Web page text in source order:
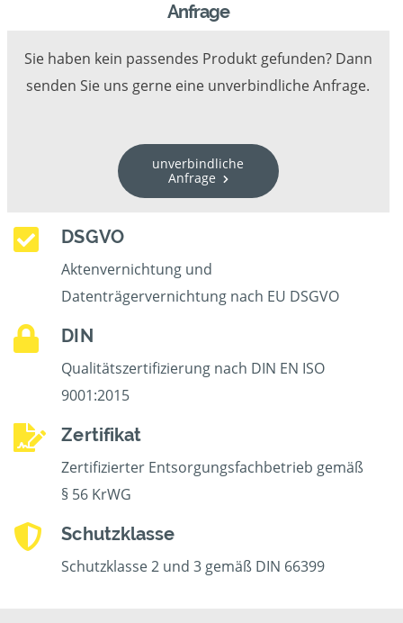
Anfrage
Sie haben kein passendes Produkt gefunden? Dann
senden Sie uns gerne eine unverbindliche Anfrage.
unverbindliche
Anfrage
DSGVO
Aktenvernichtung und
Datenträgervernichtung nach EU DSGVO
DIN
Qualitätszertifizierung nach DIN EN ISO
9001:2015
Zertifikat
Zertifizierter Entsorgungsfachbetrieb gemäß
§ 56 KrWG
Schutzklasse
Schutzklasse 2 und 3 gemäß DIN 66399